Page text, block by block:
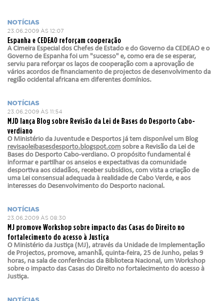
NOTÍCIAS
23.06.2009 ÀS 12:07
Espanha e CEDEAO reforçam cooperação
A Cimeira Especial dos Chefes de Estado e do Governo da CEDEAO e o
Governo de Espanha foi um "sucesso" e, como era de se esperar,
serviu para reforçar os laços de cooperação com a aprovação de
vários acordos de financiamento de projectos de desenvolvimento da
região ocidental africana em diferentes domínios.
NOTÍCIAS
23.06.2009 ÀS 11:54
MJD lança Blog sobre Revisão da Lei de Bases do Desporto Cabo-
verdiano
O Ministério da Juventude e Desportos já tem disponível um Blog
revisaoleibasesdesporto.blogspot.com sobre a Revisão da Lei de
Bases do Desporto Cabo-verdiano. O propósito fundamental é
informar e partilhar os anseios e expectativas da comunidade
desportiva aos cidadãos, receber subsídios, com vista a criação de
uma Lei consensual adequada à realidade de Cabo Verde, e aos
interesses do Desenvolvimento do Desporto nacional.
NOTÍCIAS
23.06.2009 ÀS 08:30
MJ promove Workshop sobre impacto das Casas do Direito no
fortalecimento do acesso à Justiça
O Ministério da Justiça (MJ), através da Unidade de Implementação
de Projectos, promove, amanhã, quinta-feira, 25 de Junho, pelas 9
horas, na sala de conferências da Biblioteca Nacional, um Workshop
sobre o impacto das Casas do Direito no fortalecimento do acesso à
Justiça.